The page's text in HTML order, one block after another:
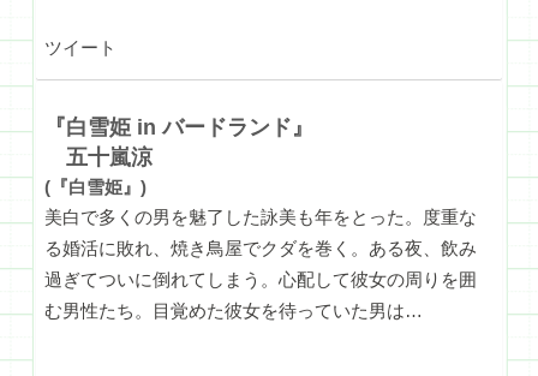
ツイート
『白雪姫 in バードランド』
五十嵐涼
(『白雪姫』)
美白で多くの男を魅了した詠美も年をとった。度重な
る婚活に敗れ、焼き鳥屋でクダを巻く。ある夜、飲み
過ぎてついに倒れてしまう。心配して彼女の周りを囲
む男性たち。目覚めた彼女を待っていた男は…